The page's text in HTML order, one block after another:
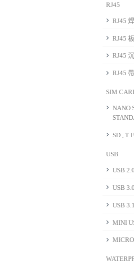
RJ45
RJ45
RJ45
RJ45
RJ45
SIM
NANO
SD , T
USB
USB 2.0
USB 3.0
USB
MINI